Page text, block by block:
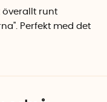
överallt runt
Perfekt med det